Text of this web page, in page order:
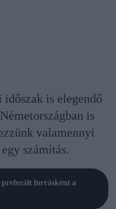
is elegendő
is
valamennyi
számítás.
forrásként a